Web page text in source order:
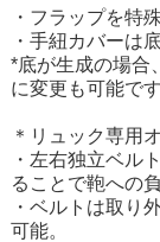
・フラップを特
・手紐カバーは
*底が生成の場合
に変更も可能です
＊リュック専用
・左右独立ベル
ることで鞄への
・ベルトは取り
可能。